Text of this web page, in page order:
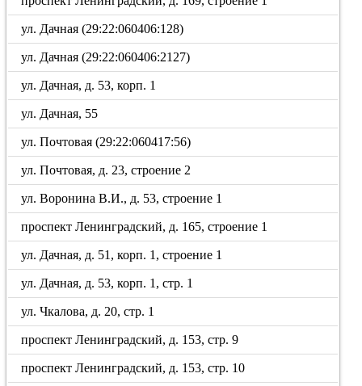
ул. Дачная (29:22:060406:128)
ул. Дачная (29:22:060406:2127)
ул. Дачная, д. 53, корп. 1
ул. Дачная, 55
ул. Почтовая (29:22:060417:56)
ул. Почтовая, д. 23, строение 2
ул. Воронина В.И., д. 53, строение 1
проспект Ленинградский, д. 165, строение 1
ул. Дачная, д. 51, корп. 1, строение 1
ул. Дачная, д. 53, корп. 1, стр. 1
ул. Чкалова, д. 20, стр. 1
проспект Ленинградский, д. 153, стр. 9
проспект Ленинградский, д. 153, стр. 10